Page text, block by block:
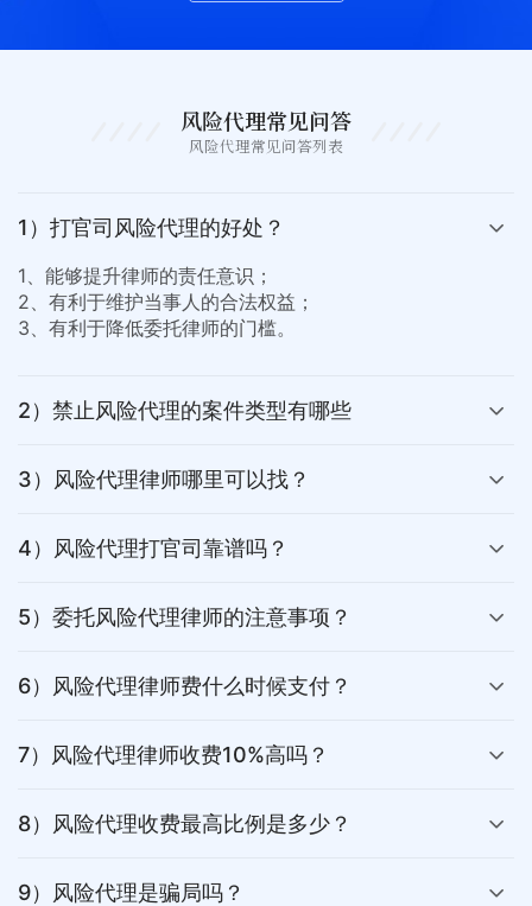
风险代理常见问答
风险代理常见问答列表
1）打官司风险代理的好处？
1、能够提升律师的责任意识；
2、有利于维护当事人的合法权益；
3、有利于降低委托律师的门槛。
2）禁止风险代理的案件类型有哪些
3）风险代理律师哪里可以找？
4）风险代理打官司靠谱吗？
5）委托风险代理律师的注意事项？
6）风险代理律师费什么时候支付？
7）风险代理律师收费10%高吗？
8）风险代理收费最高比例是多少？
9）风险代理是骗局吗？